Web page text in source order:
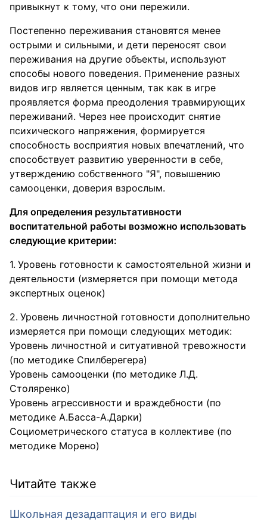
привыкнут к тому, что они пережили.
Постепенно переживания становятся менее
острыми и сильными, и дети переносят свои
переживания на другие объекты, используют
способы нового поведения. Применение разных
видов игр является ценным, так как в игре
проявляется форма преодоления травмирующих
переживаний. Через нее происходит снятие
психического напряжения, формируется
способность восприятия новых впечатлений, что
способствует развитию уверенности в себе,
утверждению собственного "Я", повышению
самооценки, доверия взрослым.
Для определения результативности
воспитательной работы возможно использовать
следующие критерии:
Уровень готовности к самостоятельной жизни и
деятельности (измеряется при помощи метода
экспертных оценок)
Уровень личностной готовности дополнительно
измеряется при помощи следующих методик:
Уровень личностной и ситуативной тревожности
(по методике Спилберегера)
Уровень самооценки (по методике Л.Д.
Столяренко)
Уровень агрессивности и враждебности (по
методике А.Басса-А.Дарки)
Социометрического статуса в коллективе (по
методике Морено)
Читайте также
Школьная дезадаптация и его виды